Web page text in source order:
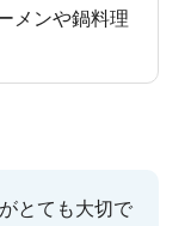
メンや鍋料理
とても大切で